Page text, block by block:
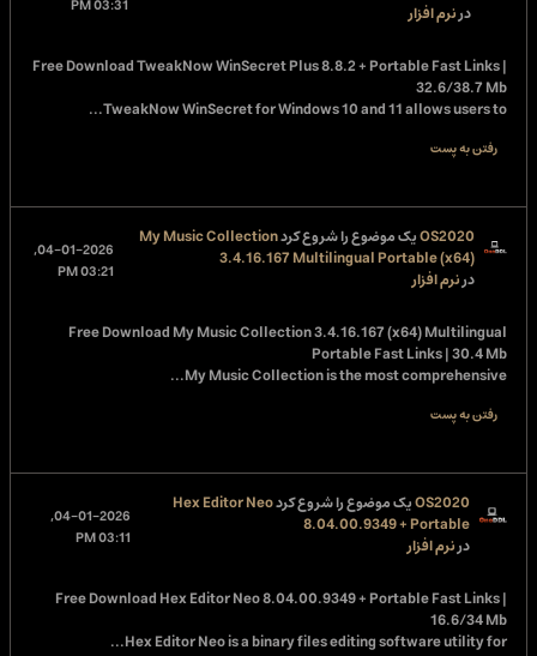
درنرم افزار
03:31 PM
Free DownloadTweakNow WinSecret Plus 8.8.2 + Portable Fast Links |
32.6/38.7 Mb
TweakNow WinSecret for Windows 10 and 11 allows users to...
رفتن به پست
OS2020یک موضوع را شروع کردMy Music Collection
3.4.16.167 Multilingual Portable (x64)
درنرم افزار
04-01-2026,
03:21 PM
Free DownloadMy Music Collection 3.4.16.167 (x64) Multilingual
Portable Fast Links | 30.4 Mb
My Music Collection is the most comprehensive...
رفتن به پست
OS2020یک موضوع را شروع کردHex Editor Neo
8.04.00.9349 + Portable
درنرم افزار
04-01-2026,
03:11 PM
Free DownloadHex Editor Neo 8.04.00.9349 + Portable Fast Links |
16.6/34 Mb
Hex Editor Neo is a binary files editing software utility for...